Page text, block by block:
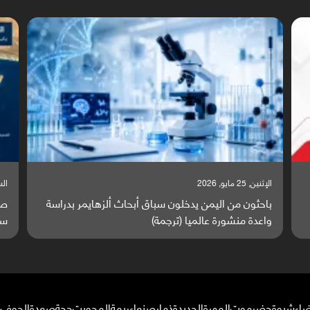
السبت, 23 مايو, 2026
صراع دولي يتصاعد قرب اليمن والبحر الأحمر يتحول إلى
ساحة مواجهة عالمية (ترجمة)